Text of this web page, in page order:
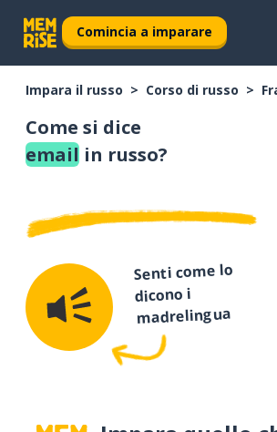
Comincia a imparare
Impara il russo Corso di russo
Come si dice
email in russo?
Senti come lo
dicono i
madrelingua